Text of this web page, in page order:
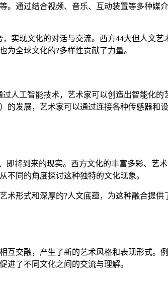
通过结合视频、音乐、互动装置等多种媒
实现文化的对话与交流。西方44大但人文
全球文化的?多样性贡献了力量。
人工智能技术，艺术家可以创造出智能化
发展，艺术家可以通过连接各种传感器和
将到来的现实。西方文化的丰富多彩、艺
不同的角度探讨这种独特的文化现象。
形式和深厚的?人文底蕴，为这种融合提
交融，产生了新的艺术风格和表现形式。
进了不同文化之间的交流与理解。